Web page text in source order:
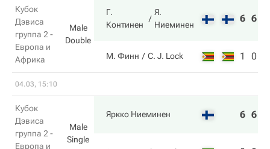
Кубок
Дэвиса
группа 2 -
Европа и
Африка
Male
Double
Г.
Континен
Я.
Ниеминен
6 6
М. Финн C. J. Lock 1 0
04.03, 15:10
Кубок
Дэвиса
группа 2 -
Европа и
Male
Single
Яркко Ниеминен 6 6